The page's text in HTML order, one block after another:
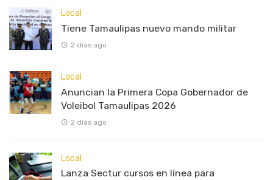
Local
Tiene Tamaulipas nuevo mando militar
2 días ago
Local
Anuncian la Primera Copa Gobernador de
Voleibol Tamaulipas 2026
2 días ago
Local
Lanza Sectur cursos en línea para